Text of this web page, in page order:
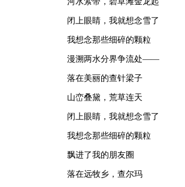
闭上眼睛，我就想念雪了
我想念那些细碎的颗粒
漫溯两水分界争流处——
落在美丽的查针梁子
山峦叠黛，荒草连天
闭上眼睛，我就想念雪了
我想念那些细碎的颗粒
飘进了我的朋友圈
落在远牧乡，查尔玛